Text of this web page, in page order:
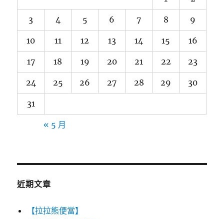
3 4 5 6 7 8 9
10 11 12 13 14 15 16
17 18 19 20 21 22 23
24 25 26 27 28 29 30
31
« 5 月
近期文章
【拉拉熊便當】